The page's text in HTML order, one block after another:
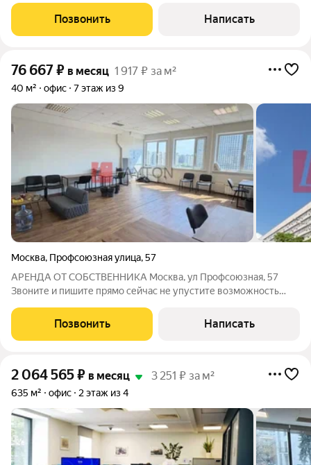
Территория охраняется. НДС включен в арендную ставку.
Юридический адрес временно не
Позвонить Написать
76 667₽ в месяц 1 917 ₽ за м²
40 м² офис 7 этаж из 9
Москва, Профсоюзная улица,57
АРЕНДА ОТ СОБСТВЕННИКА Москва, ул Профсоюзная, 57
Звоните и пишите прямо сейчас не упустите возможность
месте! Сотрудничаем с агентами. - Удобная транспортная
доступность всего несколько минут
Позвонить Написать
2 064 565₽ в месяц 3 251 ₽ за м²
635 м² офис 2 этаж из 4